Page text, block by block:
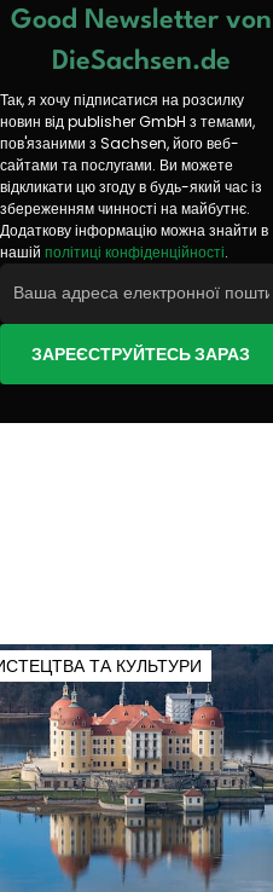
Good Newsletter von
DieSachsen.de
Так, я хочу підписатися на розсилку
новин від publisher GmbH з темами,
пов'язаними з Sachsen, його веб-
сайтами та послугами. Ви можете
відкликати цю згоду в будь-який час із
збереженням чинності на майбутнє.
Додаткову інформацію можна знайти в
нашій політиці конфіденційності.
ЗАРЕЄСТРУЙТЕСЬ ЗАРАЗ
ТА КУЛЬТУРИ